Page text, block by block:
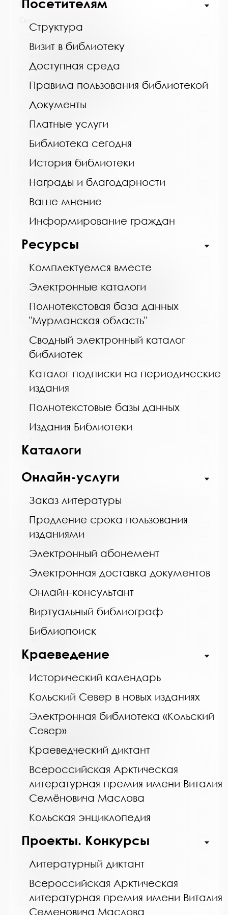
Посетителям
Структура
Визит в библиотеку
Доступная среда
Правила пользования библиотекой
Документы
Платные услуги
Библиотека сегодня
История библиотеки
Награды и благодарности
Ваше мнение
Информирование граждан
Ресурсы
Комплектуемся вместе
Электронные каталоги
Полнотекстовая база данных
"Мурманская область"
Сводный электронный каталог
библиотек
Каталог подписки на периодические
издания
Полнотекстовые базы данных
Издания Библиотеки
Каталоги
Онлайн-услуги
Заказ литературы
Продление срока пользования
изданиями
Электронный абонемент
Электронная доставка документов
Онлайн-консультант
Виртуальный библиограф
Библиопоиск
Краеведение
Исторический календарь
Кольский Север в новых изданиях
Электронная библиотека «Кольский
Север»
Краеведческий диктант
Всероссийская Арктическая
литературная премия имени Виталия
Семёновича Маслова
Кольская энциклопедия
Проекты. Конкурсы
Литературный диктант
Всероссийская Арктическая
литературная премия имени Виталия
Семеновича Маслова
Выпуск №11 от 2022 года
Название библиотеки:
Кандалакшская централизованная
библиотечная система
МБУ Кандалакшская ЦБС
Почтовый индекс:
184042
Кандалакша
Улица, дом:
Телефон:
8 (81533) 9-21-92
www:
http://cbskanda.ru
Название библиотеки:
культуры "Кольская детская библиотека"
муниципального образования Кольский
муниципальный округ Мурманской области
Сокращенное название:
МБУК "Кольская детская библиотека"
Почтовый индекс:
184381
Город:
Кола
Победы, 7
Телефон:
www:
Название библиотеки:
Ловозерская межпоселенческая библиотека
Сокращенное название:
Почтовый индекс:
184580
г. п. Ревда
Улица, дом:
Победы, 25
8 (81538) 4-35-92
http://revdabiblios.ru/
Название библиотеки:
Мурманская горственная областная
специальная библиотека для слепых и
слабовидящих
ГОБУК МГОСБСС
Почтовый индекс:
183052
Город:
Улица, дом:
Телефон:
8 (8152) 53-83-46
www:
http://blind-library.ru/